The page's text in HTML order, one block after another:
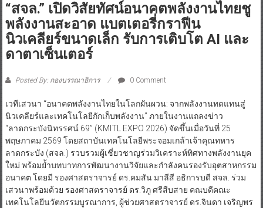
“สจล.” เปิดวิสัยทัศน์อนาคตพลังงานไทยชู
พลังงานสะอาด แบตเตอรี่กราฟีน
นิวเคลียร์ขนาดเล็ก รับการเติบโต AI และ
ดาตาเซ็นเตอร์
Posted By: กองบรรณาธิการ 0 Comment
เวทีเสวนา “อนาคตพลังงานไทยในโลกผันผวน: จากพลังงานทดแทนสู่
นิวเคลียร์และเทคโนโลยีกักเก็บพลังงาน” ภายในงานแถลงข่าว
“ลาดกระบังนิทรรศน์ 69” (KMITL EXPO 2026) จัดขึ้นเมื่อวันที่ 25
พฤษภาคม 2569 โดยสถาบันเทคโนโลยีพระจอมเกล้าเจ้าคุณทหาร
ลาดกระบัง (สจล.) รวบรวมผู้เชี่ยวชาญร่วมวิเคราะห์ทิศทางพลังงานยุค
ใหม่ พร้อมย้ำบทบาทการพัฒนางานวิจัยและกำลังคนรองรับอุตสาหกรรม
อนาคต โดยมี รองศาสตราจารย์ ดร.คมสัน มาลีสี อธิการบดี สจล. ร่วม
เสวนาพร้อมด้วย รองศาสตราจารย์ ดร.วิภู ศรีสืบสาย คณบดีคณะ
เทคโนโลยีนวัตกรรมบูรณาการ, ผู้ช่วยศาสตราจารย์ ดร.จินดา เจริญพร